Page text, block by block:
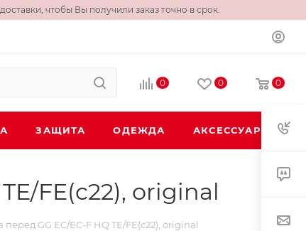
чтобы Вы получили заказ точно в срок.
0 0 0
ЗАЩИТА ОДЕЖДА АКСЕССУАРЫ
FE(c22), original
GG EC/EC-F HQ TE/FE(c22), original